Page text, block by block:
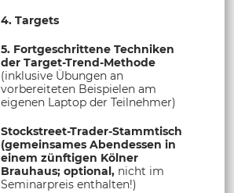
4. Targets
5. Fortgeschrittene Techniken
der Target-Trend-Methode
(inklusive Übungen an
vorbereiteten Beispielen am
eigenen Laptop der Teilnehmer)
Stockstreet-Trader-Stammtisch
(gemeinsames Abendessen in
einem zünftigen Kölner
Brauhaus; optional, nicht im
Seminarpreis enthalten!)